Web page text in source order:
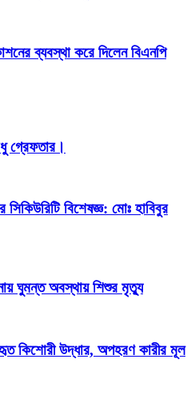
ব্যবস্থা করে দিলেন বিএনপি
গ্রেফতার।
বিশেষজ্ঞ: মোঃ হাবিবুর
ঘুমন্ত অবস্থায় শিশুর মৃত্যু
কিশোরী উদ্ধার, অপহরণ কারীর মূল